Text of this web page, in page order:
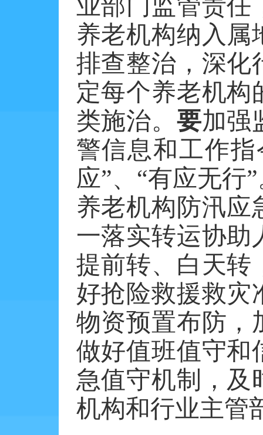
业部门监管责任
养老机构纳入属
排查整治，深化
定每个养老机构
类施治。 要加强
警信息和工作
应”、“有应无行
养老机构防汛应
一落实转运协助
提前转、白天转
好抢险救援救灾
物资预置布防，
做好值班值守和
急值守机制，及
机构和行业主管